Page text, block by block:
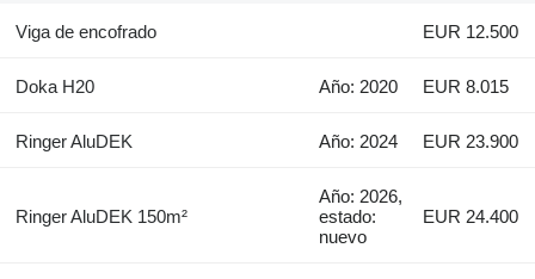
Viga de encofrado EUR 12.500
Doka H20 Año: 2020 EUR 8.015
Ringer AluDEK Año: 2024 EUR 23.900
Ringer AluDEK 150m²
Año: 2026,
estado:
nuevo
EUR 24.400